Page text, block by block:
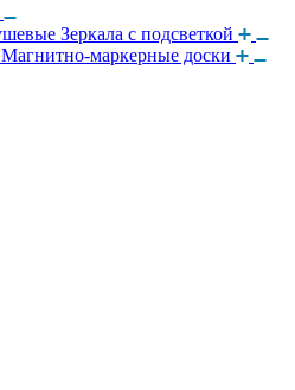
Зеркала с подсветкой
Магнитно-маркерные доски